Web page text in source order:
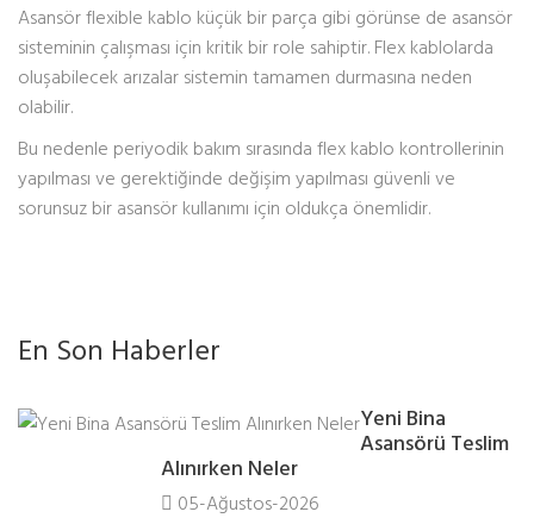
Asansör flexible kablo küçük bir parça gibi görünse de asansör
sisteminin çalışması için kritik bir role sahiptir. Flex kablolarda
oluşabilecek arızalar sistemin tamamen durmasına neden
olabilir.
Bu nedenle periyodik bakım sırasında flex kablo kontrollerinin
yapılması ve gerektiğinde değişim yapılması güvenli ve
sorunsuz bir asansör kullanımı için oldukça önemlidir.
En Son Haberler
Yeni Bina
Asansörü Teslim
Alınırken Neler
05-Ağustos-2026